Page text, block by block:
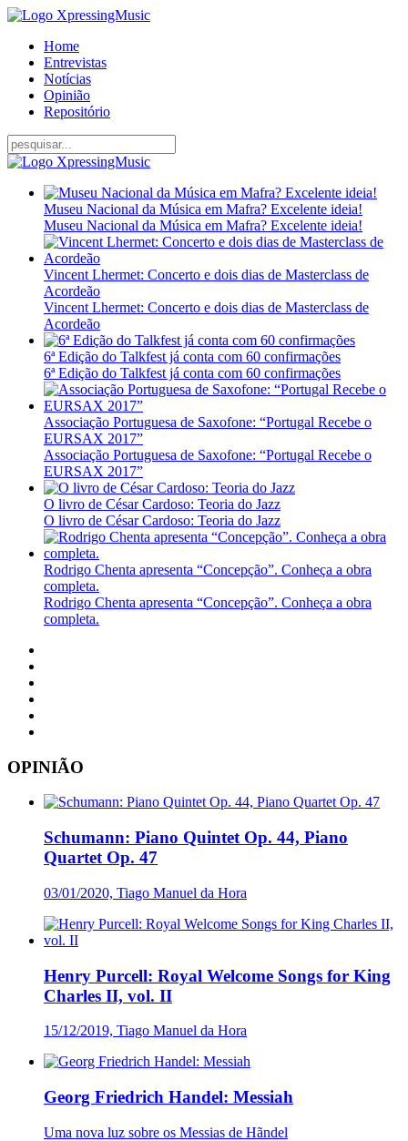
Home
Entrevistas
Notícias
Opinião
Repositório
Museu Nacional da Música em Mafra? Excelente ideia!
Museu Nacional da Música em Mafra? Excelente ideia!
Vincent Lhermet: Concerto e dois dias de Masterclass de
Acordeão
Vincent Lhermet: Concerto e dois dias de Masterclass de
Acordeão
6ª Edição do Talkfest já conta com 60 confirmações
6ª Edição do Talkfest já conta com 60 confirmações
Associação Portuguesa de Saxofone: “Portugal Recebe o
EURSAX 2017”
Associação Portuguesa de Saxofone: “Portugal Recebe o
EURSAX 2017”
O livro de César Cardoso: Teoria do Jazz
O livro de César Cardoso: Teoria do Jazz
Rodrigo Chenta apresenta “Concepção”. Conheça a obra
completa.
Rodrigo Chenta apresenta “Concepção”. Conheça a obra
completa.
OPINIÃO
Schumann: Piano Quintet Op. 44, Piano
Quartet Op. 47
03/01/2020, Tiago Manuel da Hora
Henry Purcell: Royal Welcome Songs for King
Charles II, vol. II
15/12/2019, Tiago Manuel da Hora
Georg Friedrich Handel: Messiah
Uma nova luz sobre os Messias de Hãndel